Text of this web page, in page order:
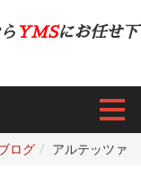
YMSにお任せ下
ログ アルテッツァ